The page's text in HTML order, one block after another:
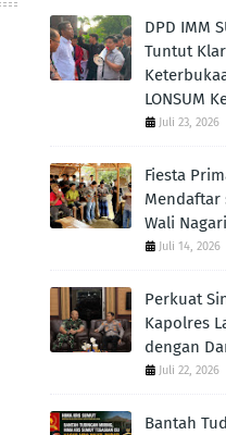
DPD IMM
Tuntut
LONSUM
Juli 23, 2026
Fiesta
Mendaftar
Wali
Juli 14, 2026
Perkuat
Kapolres
dengan
Juli 22, 2026
Bantah